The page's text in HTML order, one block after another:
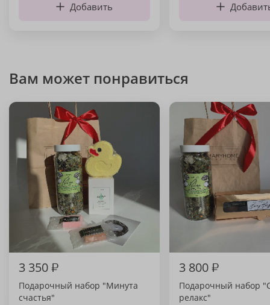
Добавить
Вам может понравиться
3 350₽
Подарочный набор "Минута
счастья"
3 800₽
Подарочный набор
релакс"